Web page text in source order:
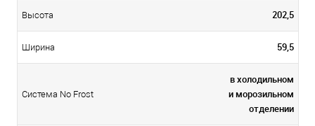
Высота 202,5
Ширина 59,5
Система No Frost
в холодильном
и морозильном
отделении